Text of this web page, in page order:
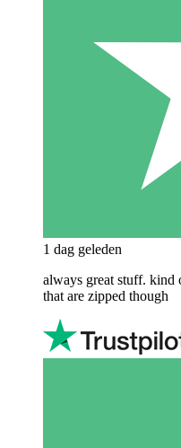
1 dag geleden
always great stuff. kind
that are zipped though